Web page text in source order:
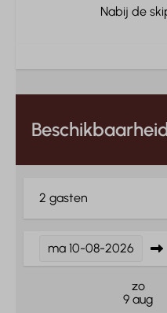
Nabij de
2 gasten
ma 10-08-2026
zo
9 aug